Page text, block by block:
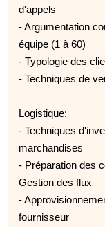
d'appels
- Argumentation
équipe (1 à 60)
- Typologie des
- Techniques de
Logistique:
- Techniques
marchandises
- Préparation des
Gestion des flux
-
fournisseur